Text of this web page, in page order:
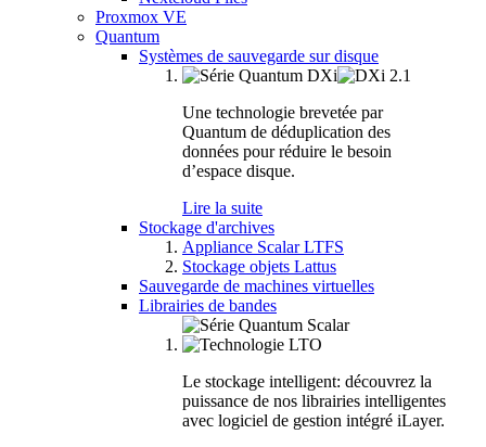
Proxmox VE
Quantum
Systèmes de sauvegarde sur disque
Une technologie brevetée par
Quantum de déduplication des
données pour réduire le besoin
d’espace disque.
Lire la suite
Stockage d'archives
Appliance Scalar LTFS
Stockage objets Lattus
Sauvegarde de machines virtuelles
Librairies de bandes
Le stockage intelligent: découvrez la
puissance de nos librairies intelligentes
avec logiciel de gestion intégré iLayer.